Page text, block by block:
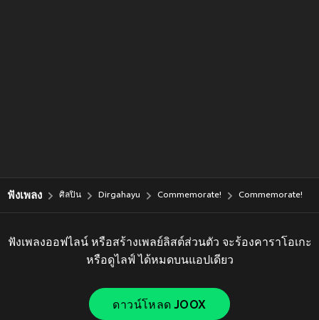
ฟังเพลง ศิลปิน Dirgahayu Commemorate! Commemorate!
ฟังเพลงออฟไลน์ หรือสร้างเพลย์ลิสต์ส่วนตัว จะร้องคาราโอเกะ
หรือดูไลฟ์ ได้หมดบนแอปเดียว
ดาวน์โหลด JOOX